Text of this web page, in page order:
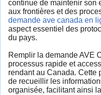
continue de maintenir son
aux frontières et des
demande ave canada en
aspect essentiel des
du pays.
Remplir la demande AVE
processus rapide et
rendant au Canada. Cette
de recueillir les
organisée, facilitant ainsi